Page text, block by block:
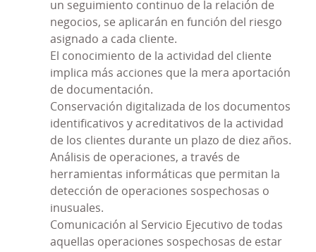
un seguimiento continuo de la relación de
negocios, se aplicarán en función del riesgo
asignado a cada cliente.
El conocimiento de la actividad del cliente
implica más acciones que la mera aportación
de documentación.
Conservación digitalizada de los documentos
identificativos y acreditativos de la actividad
de los clientes durante un plazo de diez años.
Análisis de operaciones, a través de
herramientas informáticas que permitan la
detección de operaciones sospechosas o
inusuales.
Comunicación al Servicio Ejecutivo de todas
aquellas operaciones sospechosas de estar
Este Modelo PRP ha ido evolucionando a medida
que se han ido produciendo cambios normativos
y, fundamentalmente, como consecuencia de las
revisiones periódicas del mismo. Éstas últimas
aconsejaron llevar a cabo determinadas
modificaciones para adecuar el Modelo a las
nuevas necesidades de nuestros clientes y a las
actividades desarrolladas por la Entidad.
Dando un paso más en esta tarea de alinear la
actividad desarrollada por Caja Rural de Aragón
S.C.C. con los requerimientos normativos, se ha
considerado conveniente transformar el Modelo
PRP de la Entidad, en unSistema de Gestión de